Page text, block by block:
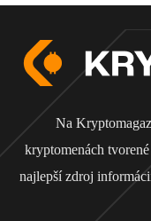
Na
kryptomenách
najlepší zdroj